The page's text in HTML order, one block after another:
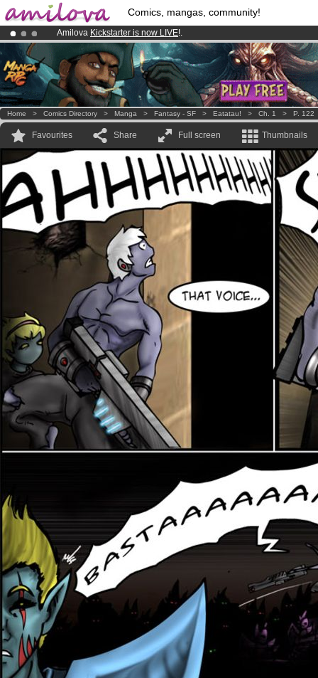
Comics, mangas, community!
Amilova Kickstarter is now LIVE!.
Premium membership from3.95 eurosper month !Get membership
Already 134393membersand 1208 comics & mangas!.
Home > Comics Directory > Manga > Fantasy - SF > Eatatau! > Ch. 1 > P. 122
Favourites Share Full screen Thumbnails